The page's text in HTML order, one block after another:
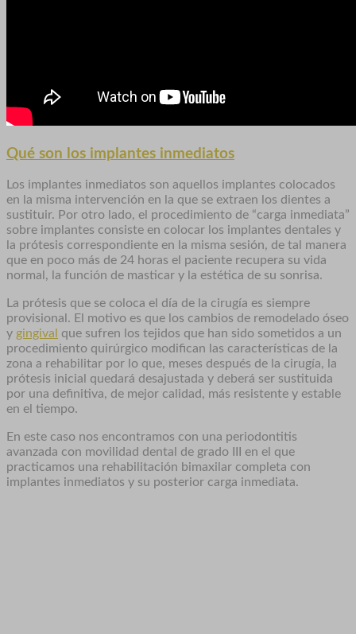
Qué son los implantes inmediatos
Los implantes inmediatos son aquellos implantes colocados
en la misma intervención en la que se extraen los dientes a
sustituir. Por otro lado, el procedimiento de “carga inmediata”
sobre implantes consiste en colocar los implantes dentales y
la prótesis correspondiente en la misma sesión, de tal manera
que en poco más de 24 horas el paciente recupera su vida
normal, la función de masticar y la estética de su sonrisa.
La prótesis que se coloca el día de la cirugía es siempre
provisional. El motivo es que los cambios de remodelado óseo
y gingival
que sufren los tejidos que han sido sometidos a un
procedimiento quirúrgico modifican las características de la
zona a rehabilitar por lo que, meses después de la cirugía, la
prótesis inicial quedará desajustada y deberá ser sustituida
por una definitiva, de mejor calidad, más resistente y estable
en el tiempo.
En este caso nos encontramos con una periodontitis
avanzada con movilidad dental de grado III en el que
practicamos una rehabilitación bimaxilar completa con
implantes inmediatos y su posterior carga inmediata.